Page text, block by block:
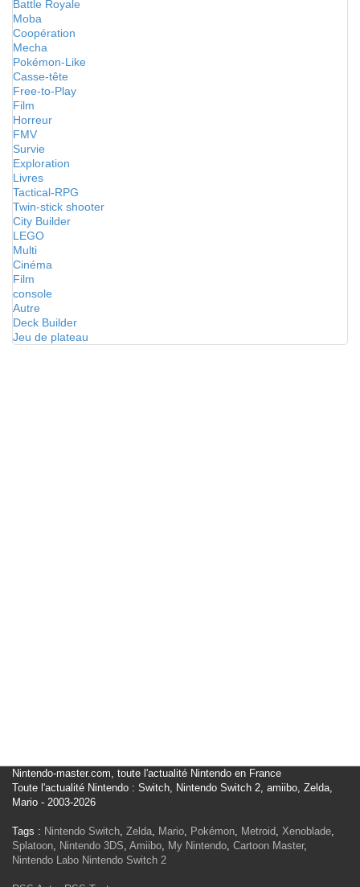
Battle Royale
Moba
Coopération
Mecha
Pokémon-Like
Casse-tête
Free-to-Play
Film
Horreur
FMV
Survie
Exploration
Livres
Tactical-RPG
Twin-stick shooter
City Builder
LEGO
Multi
Cinéma
Film
console
Autre
Deck Builder
Jeu de plateau
Nintendo-master.com, toute l'actualité Nintendo en France
Toute l'actualité Nintendo : Switch, Nintendo Switch 2, amiibo, Zelda,
Mario - 2003-2026
Tags : Nintendo Switch, Zelda, Mario, Pokémon, Metroid, Xenoblade,
Splatoon, Nintendo 3DS, Amiibo, My Nintendo, Cartoon Master,
Nintendo Labo Nintendo Switch 2